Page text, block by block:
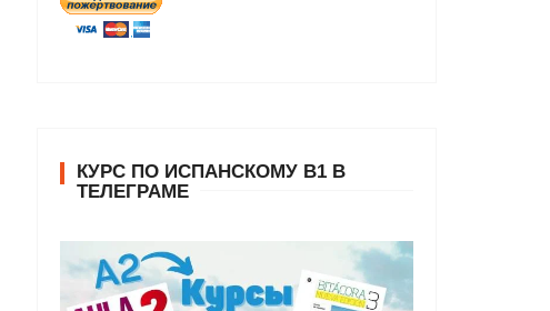
КУРС ПО ИСПАНСКОМУ В1 В
ТЕЛЕГРАМЕ